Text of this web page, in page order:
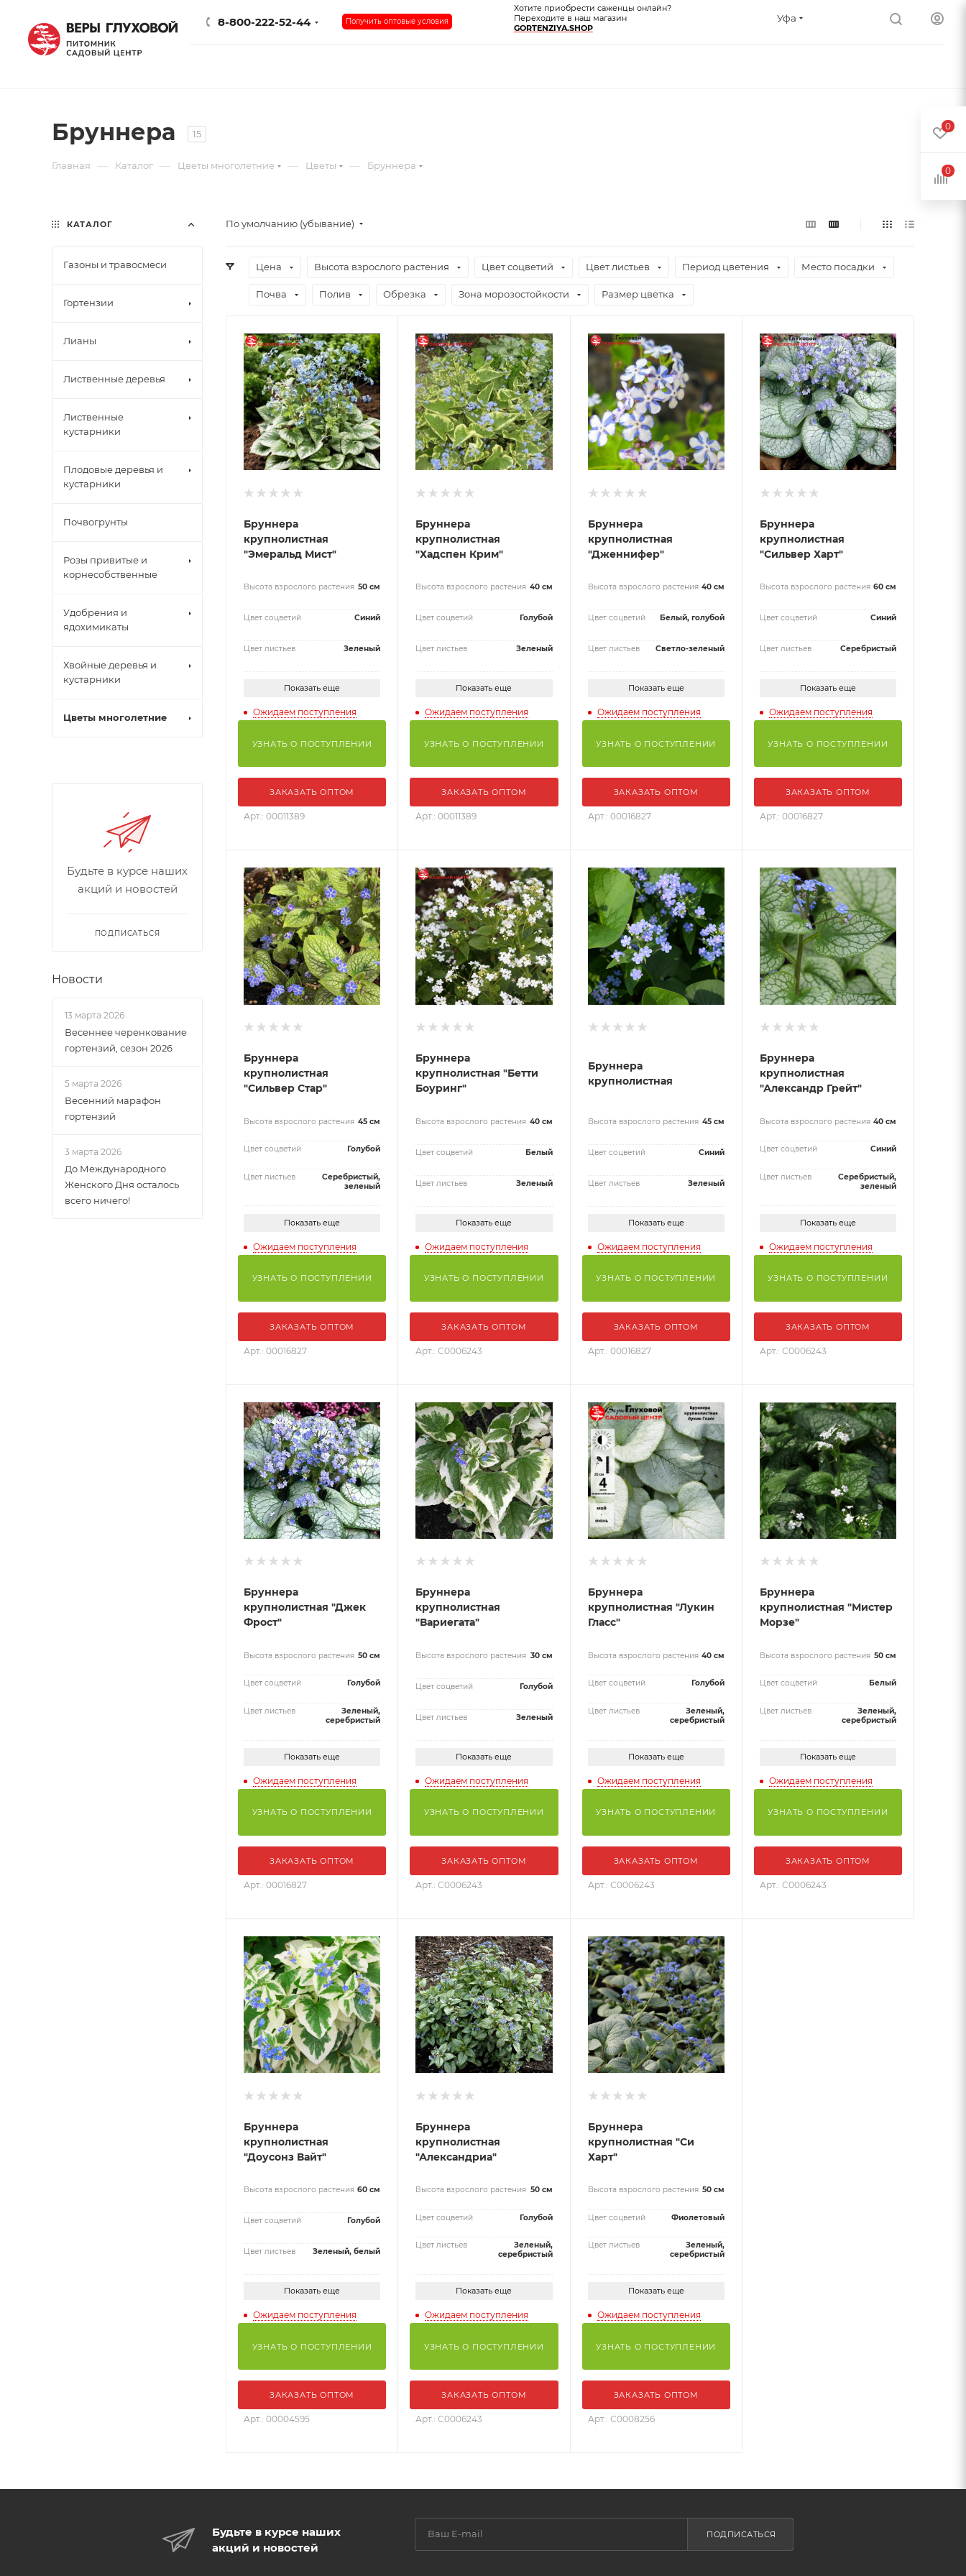
8-800-222-52-44 Получить оптовые условия
Хотите приобрести саженцы онлайн?
Переходите в наш магазин
GORTENZIYA.SHOP
Уфа
Бруннера 15
Главная — Каталог — Цветы многолетние — Цветы — Бруннера
По умолчанию (убывание)
Цена Высота взрослого растения Цвет соцветий Цвет листьев Период цветения Место посадки
Почва Полив Обрезка Зона морозостойкости Размер цветка
Бруннера
крупнолистная
"Эмеральд Мист"
Высота взрослого растения 50 см
Цвет соцветий Синий
Цвет листьев Зеленый
Показать еще
Ожидаем поступления
УЗНАТЬ О ПОСТУПЛЕНИИ
ЗАКАЗАТЬ ОПТОМ
Арт.: 00011389
Бруннера
крупнолистная
"Хадспен Крим"
Высота взрослого растения 40 см
Цвет соцветий Голубой
Цвет листьев Зеленый
Показать еще
Ожидаем поступления
УЗНАТЬ О ПОСТУПЛЕНИИ
ЗАКАЗАТЬ ОПТОМ
Арт.: 00011389
Бруннера
крупнолистная
"Дженнифер"
Высота взрослого растения 40 см
Цвет соцветий Белый, голубой
Цвет листьев Светло-зеленый
Показать еще
Ожидаем поступления
УЗНАТЬ О ПОСТУПЛЕНИИ
ЗАКАЗАТЬ ОПТОМ
Арт.: 00016827
Бруннера
крупнолистная
"Сильвер Харт"
Высота взрослого растения 60 см
Цвет соцветий Синий
Цвет листьев Серебристый
Показать еще
Ожидаем поступления
УЗНАТЬ О ПОСТУПЛЕНИИ
ЗАКАЗАТЬ ОПТОМ
Арт.: 00016827
Бруннера
крупнолистная
"Сильвер Стар"
Высота взрослого растения 45 см
Цвет соцветий Голубой
Цвет листьев
Серебристый,
зеленый
Показать еще
Ожидаем поступления
УЗНАТЬ О ПОСТУПЛЕНИИ
ЗАКАЗАТЬ ОПТОМ
Арт.: 00016827
Бруннера
крупнолистная "Бетти
Боуринг"
Высота взрослого растения 40 см
Цвет соцветий Белый
Цвет листьев Зеленый
Показать еще
Ожидаем поступления
УЗНАТЬ О ПОСТУПЛЕНИИ
ЗАКАЗАТЬ ОПТОМ
Арт.: С0006243
Бруннера
крупнолистная
Высота взрослого растения 45 см
Цвет соцветий Синий
Цвет листьев Зеленый
Показать еще
Ожидаем поступления
УЗНАТЬ О ПОСТУПЛЕНИИ
ЗАКАЗАТЬ ОПТОМ
Арт.: 00016827
Бруннера
крупнолистная
"Александр Грейт"
Высота взрослого растения 40 см
Цвет соцветий Синий
Цвет листьев
Серебристый,
зеленый
Показать еще
Ожидаем поступления
УЗНАТЬ О ПОСТУПЛЕНИИ
ЗАКАЗАТЬ ОПТОМ
Арт.: С0006243
Бруннера
крупнолистная "Джек
Фрост"
Высота взрослого растения 50 см
Цвет соцветий Голубой
Цвет листьев
Зеленый,
серебристый
Показать еще
Ожидаем поступления
УЗНАТЬ О ПОСТУПЛЕНИИ
ЗАКАЗАТЬ ОПТОМ
Арт.: 00016827
Бруннера
крупнолистная
"Вариегата"
Высота взрослого растения 30 см
Цвет соцветий Голубой
Цвет листьев Зеленый
Показать еще
Ожидаем поступления
УЗНАТЬ О ПОСТУПЛЕНИИ
ЗАКАЗАТЬ ОПТОМ
Арт.: С0006243
Бруннера
крупнолистная "Лукин
Гласс"
Высота взрослого растения 40 см
Цвет соцветий Голубой
Цвет листьев
Зеленый,
серебристый
Показать еще
Ожидаем поступления
УЗНАТЬ О ПОСТУПЛЕНИИ
ЗАКАЗАТЬ ОПТОМ
Арт.: С0006243
Бруннера
крупнолистная "Мистер
Морзе"
Высота взрослого растения 50 см
Цвет соцветий Белый
Цвет листьев
Зеленый,
серебристый
Показать еще
Ожидаем поступления
УЗНАТЬ О ПОСТУПЛЕНИИ
ЗАКАЗАТЬ ОПТОМ
Арт.: С0006243
Бруннера
крупнолистная
"Доусонз Вайт"
Высота взрослого растения 60 см
Цвет соцветий Голубой
Цвет листьев Зеленый, белый
Показать еще
Ожидаем поступления
УЗНАТЬ О ПОСТУПЛЕНИИ
ЗАКАЗАТЬ ОПТОМ
Арт.: 00004595
Бруннера
крупнолистная
"Александриа"
Высота взрослого растения 50 см
Цвет соцветий Голубой
Цвет листьев
Зеленый,
серебристый
Показать еще
Ожидаем поступления
УЗНАТЬ О ПОСТУПЛЕНИИ
ЗАКАЗАТЬ ОПТОМ
Арт.: С0006243
Бруннера
крупнолистная "Си
Харт"
Высота взрослого растения 50 см
Цвет соцветий Фиолетовый
Цвет листьев
Зеленый,
серебристый
Показать еще
Ожидаем поступления
УЗНАТЬ О ПОСТУПЛЕНИИ
ЗАКАЗАТЬ ОПТОМ
Арт.: С0008256
КАТАЛОГ
Газоны и травосмеси
Гортензии
Лианы
Лиственные деревья
Лиственные
кустарники
Плодовые деревья и
кустарники
Почвогрунты
Розы привитые и
корнесобственные
Удобрения и
ядохимикаты
Хвойные деревья и
кустарники
Цветы многолетние
Будьте в курсе наших
акций и новостей
ПОДПИСАТЬСЯ
Новости
13 марта 2026
Весеннее черенкование
гортензий, сезон 2026
5 марта 2026
Весенний марафон
гортензий
3 марта 2026
До Международного
Женского Дня осталось
всего ничего!
Будьте в курсе наших
акций и новостей
ПОДПИСАТЬСЯ
0
0